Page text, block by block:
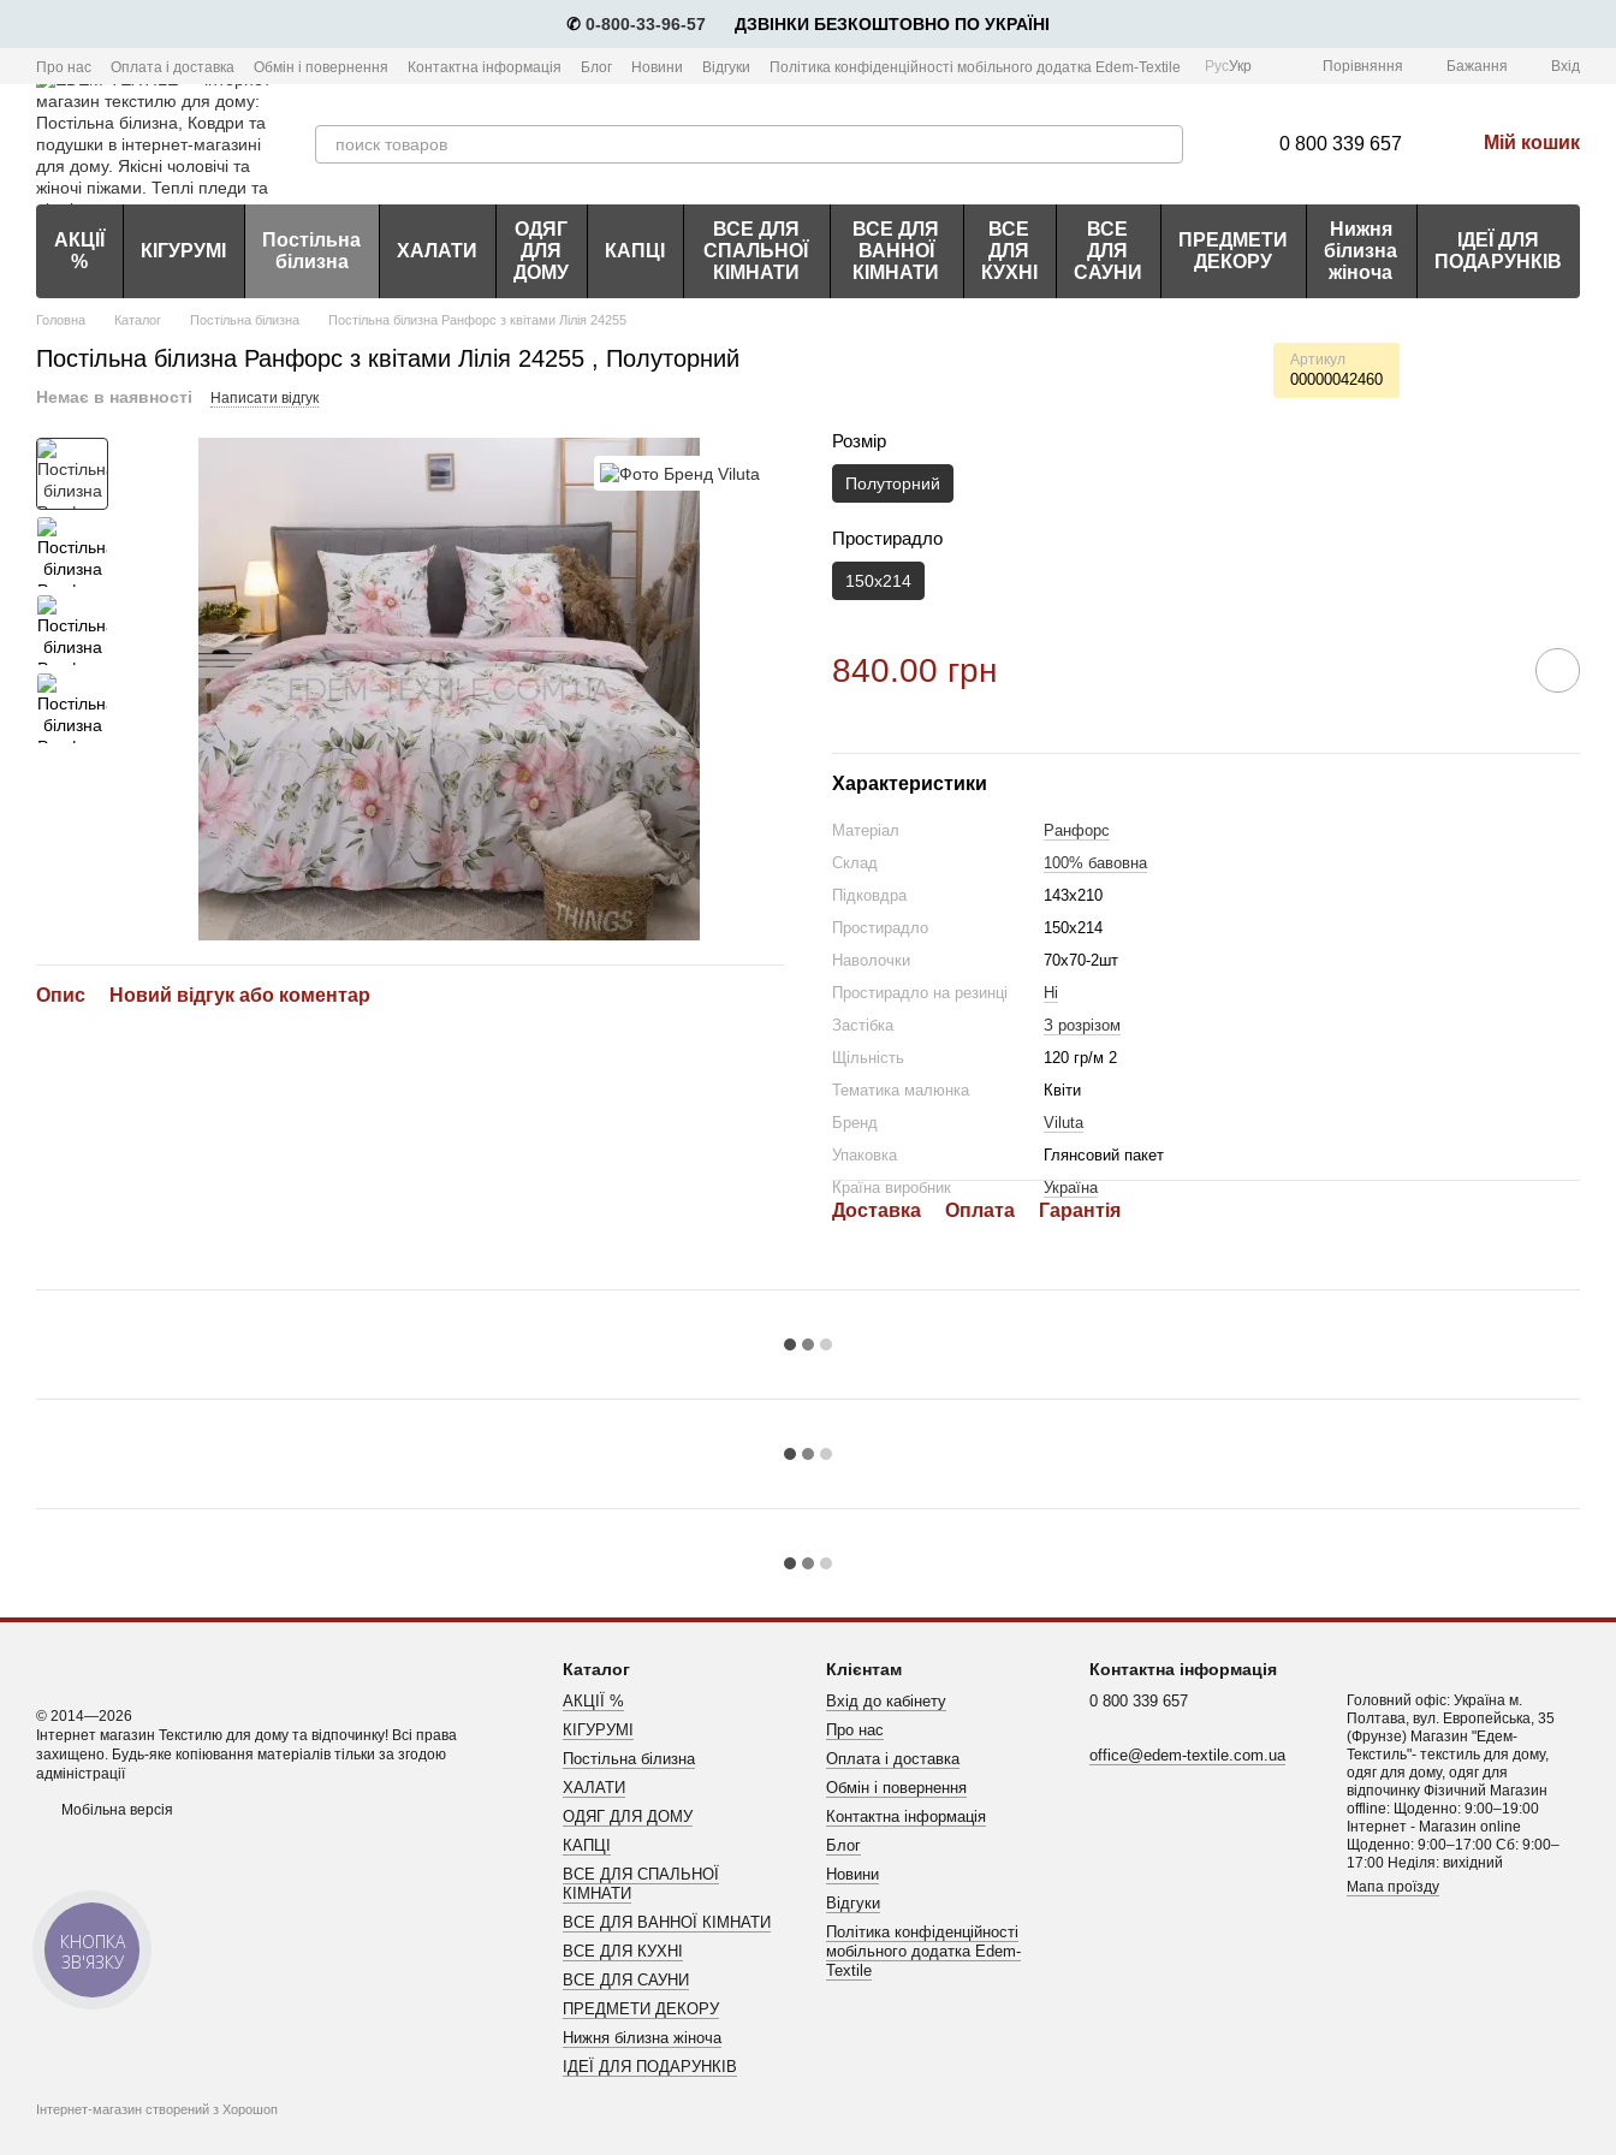
✆ 0-800-33-96-57 ⠀⠀ДЗВІНКИ БЕЗКОШТОВНО ПО УКРАЇНІ
Про нас Оплата і доставка Обмін і повернення Контактна інформація Блог Новини Відгуки Політика конфіденційності мобільного додатка Edem-Textile РусУкр Порівняння Бажання Вхід
0 800 339 657 Мій кошик
АКЦІЇ
%
КІГУРУМІ
Постільна
білизна
ХАЛАТИ
ОДЯГ
ДЛЯ
ДОМУ
КАПЦІ
ВСЕ ДЛЯ
СПАЛЬНОЇ
КІМНАТИ
ВСЕ ДЛЯ
ВАННОЇ
КІМНАТИ
ВСЕ
ДЛЯ
КУХНІ
ВСЕ
ДЛЯ
САУНИ
ПРЕДМЕТИ
ДЕКОРУ
Нижня
білизна
жіноча
ІДЕЇ ДЛЯ
ПОДАРУНКІВ
Головна Каталог Постільна білизна Постільна білизна Ранфорс з квітами Лілія 24255
Постільна білизна Ранфорс з квітами Лілія 24255 , Полуторний Артикул
00000042460
Немає в наявності Написати відгук
Опис Новий відгук або коментар
Розмір
Полуторний
Простирадло
150х214
840.00 грн
Характеристики
Матеріал
Ранфорс
Склад
100% бавовна
Підковдра
143х210
Простирадло
150х214
Наволочки
70х70-2шт
Простирадло на резинці
Ні
Застібка
З розрізом
Щільність
120 гр/м 2
Тематика малюнка
Квіти
Бренд
Viluta
Упаковка
Глянсовий пакет
Країна виробник
Україна
Доставка Оплата Гарантія
© 2014—2026
Інтернет магазин Текстилю для дому та відпочинку! Всі права
захищено. Будь-яке копіювання матеріалів тільки за згодою
адміністрації
Мобільна версія
Інтернет-магазин створений з Хорошоп
Каталог
АКЦІЇ %
КІГУРУМІ
Постільна білизна
ХАЛАТИ
ОДЯГ ДЛЯ ДОМУ
КАПЦІ
ВСЕ ДЛЯ СПАЛЬНОЇ
КІМНАТИ
ВСЕ ДЛЯ ВАННОЇ КІМНАТИ
ВСЕ ДЛЯ КУХНІ
ВСЕ ДЛЯ САУНИ
ПРЕДМЕТИ ДЕКОРУ
Нижня білизна жіноча
ІДЕЇ ДЛЯ ПОДАРУНКІВ
Клієнтам
Вхід до кабінету
Про нас
Оплата і доставка
Обмін і повернення
Контактна інформація
Блог
Новини
Відгуки
Політика конфіденційності
мобільного додатка Edem-
Textile
Контактна інформація
0 800 339 657
office@edem-textile.com.ua
Головний офіс: Україна м.
Полтава, вул. Европейська, 35
(Фрунзе) Магазин "Едем-
Текстиль"- текстиль для дому,
одяг для дому, одяг для
відпочинку Фізичний Магазин
offline: Щоденно: 9:00–19:00
Інтернет - Магазин online
Щоденно: 9:00–17:00 Сб: 9:00–
17:00 Неділя: вихідний
Мапа проїзду
КНОПКА
ЗВ'ЯЗКУ